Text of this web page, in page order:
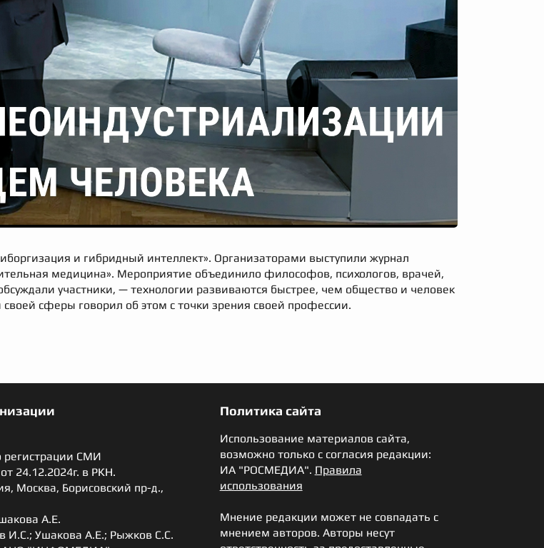
и гибридный интеллект». Организаторами выступили журнал
медицина». Мероприятие объединило философов, психологов, врачей,
участники, — технологии развиваются быстрее, чем общество и человек
сферы говорил об этом с точки зрения своей профессии.
регистрации СМИ
24.12.2024г. в РКН.
Москва, Борисовский пр-д.,
А.Е.
И.С.; Ушакова А.Е.; Рыжков С.С.
Политика сайта
Использование материалов сайта,
возможно только с согласия редакции:
ИА "РОСМЕДИА". Правила
использования
Мнение редакции может не совпадать с
мнением авторов. Авторы несут